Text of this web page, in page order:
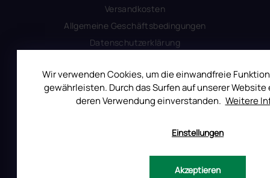
Wir verwenden Cookies, um die einwandfreie
gewährleisten. Durch das Surfen auf unserer Website
deren Verwendung einverstanden. Weitere
Einstellungen
Akzeptieren
Versandkosten
Allgemeine Geschäftsbedingungen
Datenschutzerklärung
INFORMATIONEN FÜR SIE
Alles zum Verbot von TPO
Glossar der Begriffe